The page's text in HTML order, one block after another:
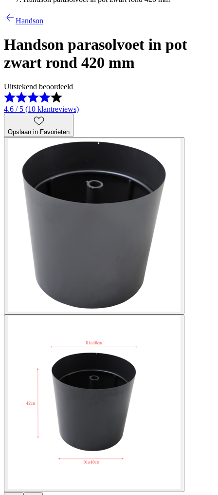
Handson
Handson parasolvoet in pot
zwart rond 420 mm
Uitstekend beoordeeld
4.6 / 5 (10 klantreviews)
Opslaan in Favorieten